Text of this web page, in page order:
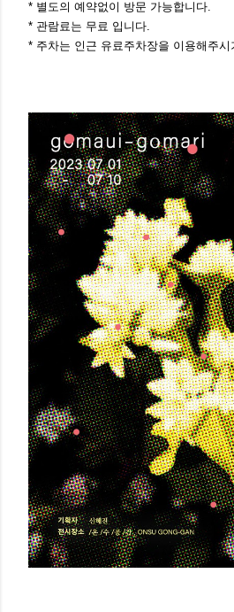
* 별도의 예약없이 방문 가능합니다.
* 관람료는 무료 입니다.
* 주차는 인근 유료주차장을 이용해주시